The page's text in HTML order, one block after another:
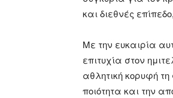
και διεθνές
Με την ευκαιρία
επιτυχία στον
αθλητική κορυφή
ποιότητα και την